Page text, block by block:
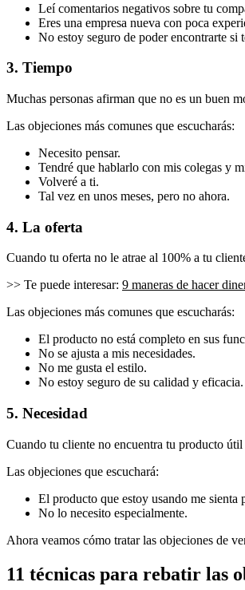
Leí comentarios negativos sobre tu
Eres una empresa nueva con poca
No estoy seguro de poder encontrarte si
3. Tiempo
Muchas personas afirman que no es un buen
Las objeciones más comunes que escucharás:
Necesito pensar.
Tendré que hablarlo con mis colegas y
Volveré a ti.
Tal vez en unos meses, pero no ahora.
4. La oferta
Cuando tu oferta no le atrae al 100% a tu
>> Te puede interesar: 9 maneras de hacer
Las objeciones más comunes que escucharás:
El producto no está completo en sus
No se ajusta a mis necesidades.
No me gusta el estilo.
No estoy seguro de su calidad y eficacia.
5. Necesidad
Cuando tu cliente no encuentra tu producto
Las objeciones que escuchará:
El producto que estoy usando me sienta
No lo necesito especialmente.
Ahora veamos cómo tratar las objeciones de
11 técnicas para rebatir las